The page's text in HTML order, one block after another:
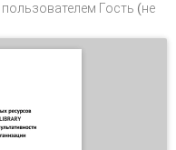
Гость (не